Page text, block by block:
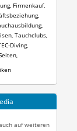
, Firmenkauf,
,
,
Tauchclubs
Diving,
auf weiteren